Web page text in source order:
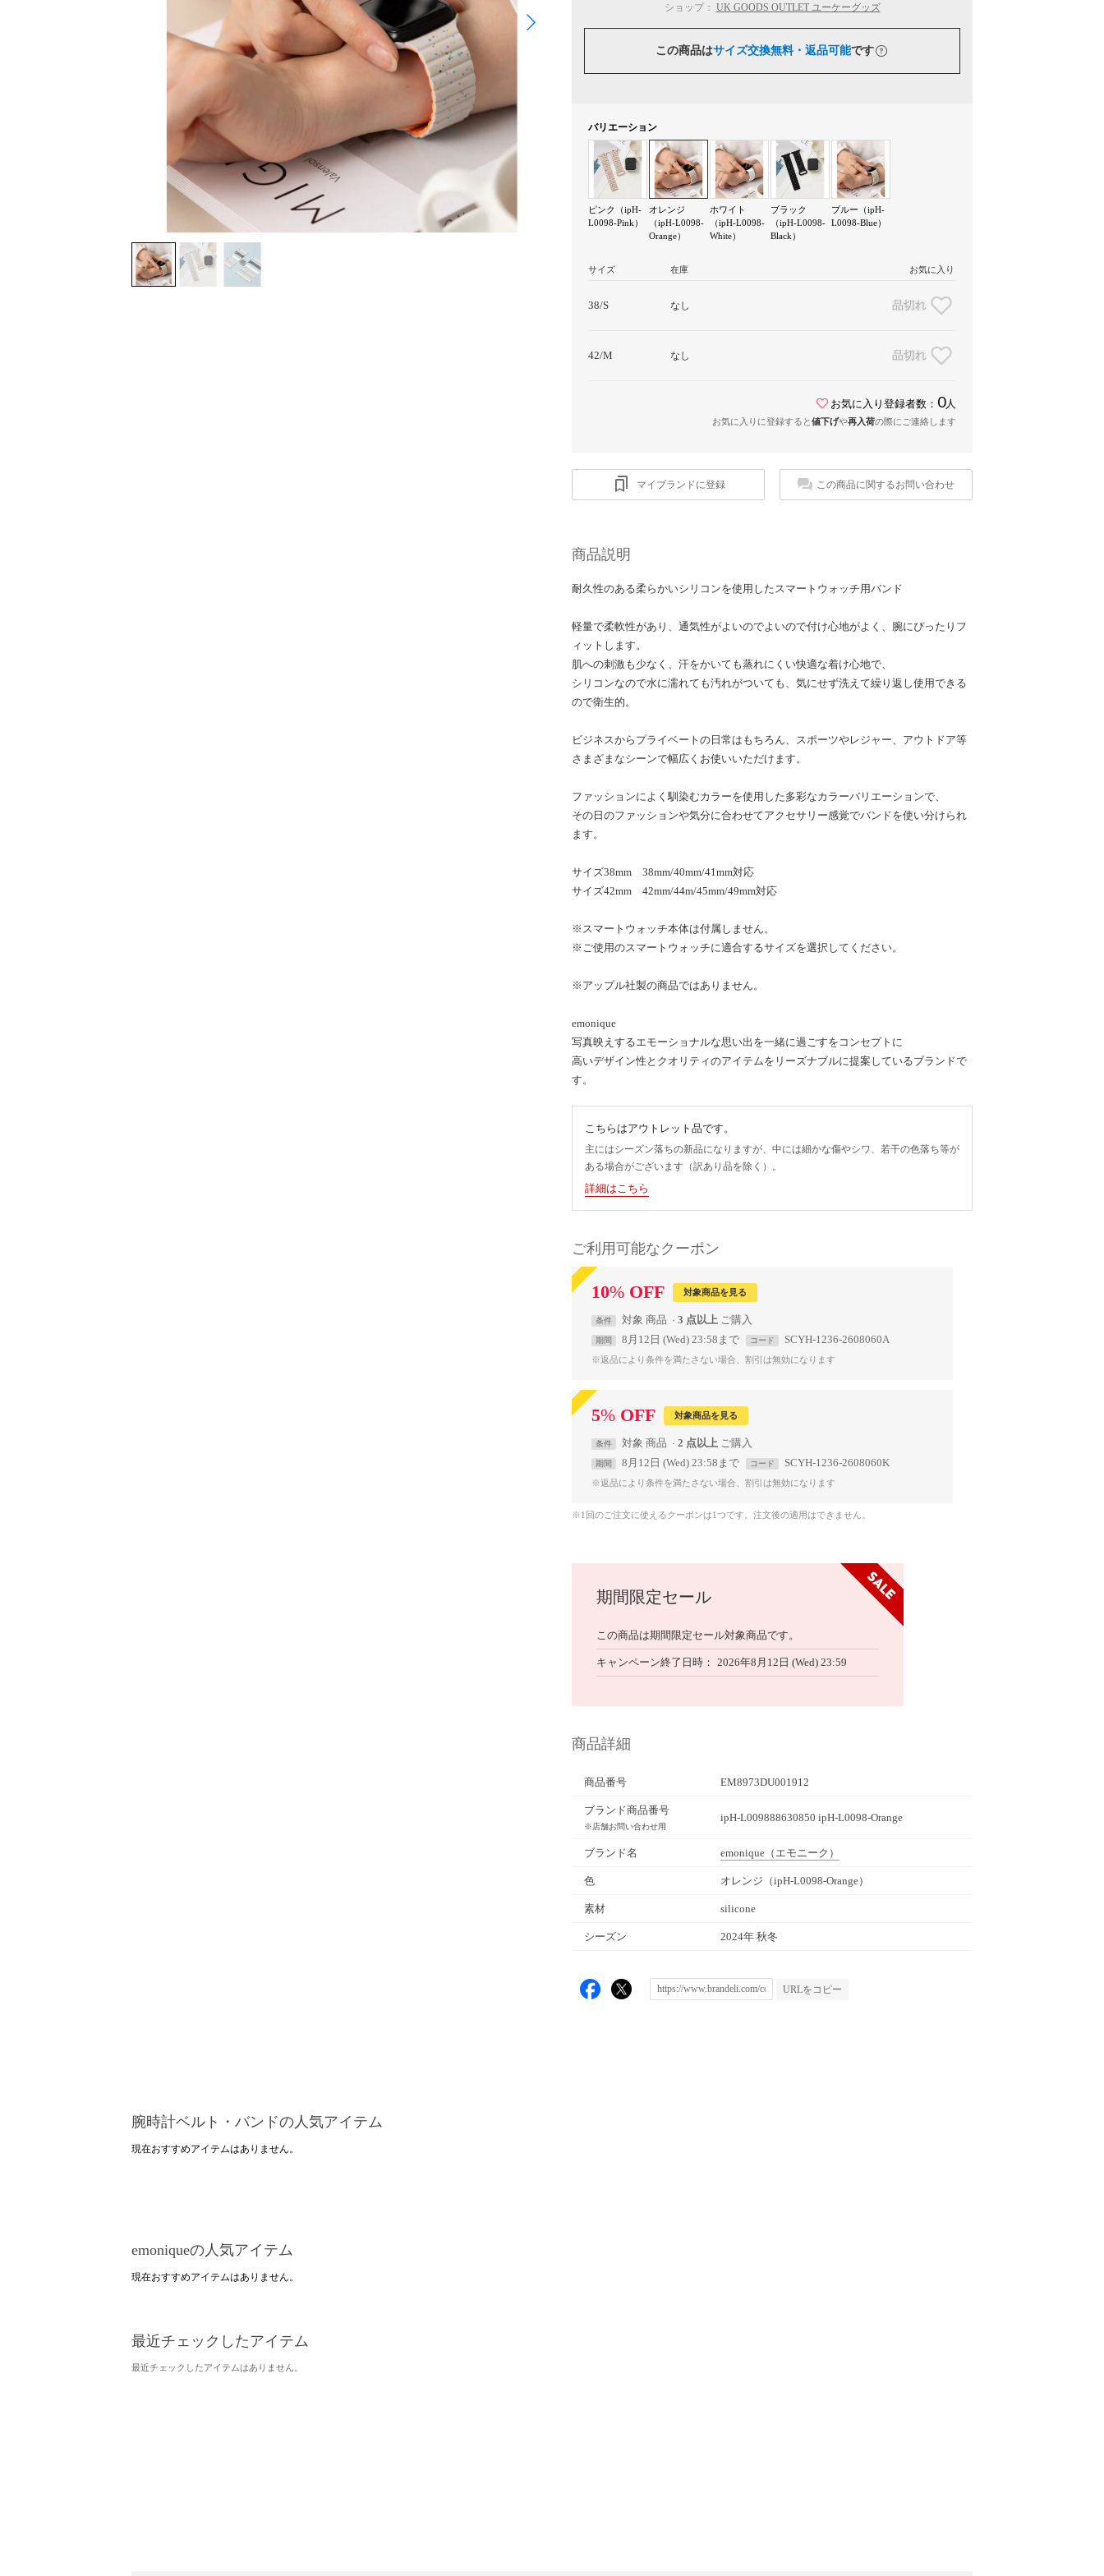
ショップ： UK GOODS OUTLET ユーケーグッズ
この商品はサイズ交換無料・返品可能です
バリエーション
ピンク（ipH-
L0098-Pink）
オレンジ
（ipH-L0098-
Orange）
ホワイト
（ipH-L0098-
White）
ブラック
（ipH-L0098-
Black）
ブルー（ipH-
L0098-Blue）
サイズ 在庫 お気に入り
38/S なし 品切れ
42/M なし 品切れ
お気に入り登録者数： 0人
お気に入りに登録すると値下げや再入荷の際にご連絡します
マイブランドに登録 この商品に関するお問い合わせ
商品説明
耐久性のある柔らかいシリコンを使用したスマートウォッチ用バンド
軽量で柔軟性があり、通気性がよいのでよいので付け心地がよく、腕にぴったりフ
ィットします。
肌への刺激も少なく、汗をかいても蒸れにくい快適な着け心地で、
シリコンなので水に濡れても汚れがついても、気にせず洗えて繰り返し使用できる
ので衛生的。
ビジネスからプライベートの日常はもちろん、スポーツやレジャー、アウトドア等
さまざまなシーンで幅広くお使いいただけます。
ファッションによく馴染むカラーを使用した多彩なカラーバリエーションで、
その日のファッションや気分に合わせてアクセサリー感覚でバンドを使い分けられ
ます。
サイズ38mm 38mm/40mm/41mm対応
サイズ42mm 42mm/44m/45mm/49mm対応
※スマートウォッチ本体は付属しません。
※ご使用のスマートウォッチに適合するサイズを選択してください。
※アップル社製の商品ではありません。
emonique
写真映えするエモーショナルな思い出を一緒に過ごすをコンセプトに
高いデザイン性とクオリティのアイテムをリーズナブルに提案しているブランドで
す。
こちらはアウトレット品です。
主にはシーズン落ちの新品になりますが、中には細かな傷やシワ、若干の色落ち等が
ある場合がございます（訳あり品を除く）。
詳細はこちら
ご利用可能なクーポン
10% OFF 対象商品を見る
条件 対象 商品 3 点以上
期間 8月12日 (Wed) 23:58まで コード SCYH-1236-2608060A
※返品により条件を満たさない場合、割引は無効になります
5% OFF 対象商品を見る
条件 対象 商品 2 点以上
期間 8月12日 (Wed) 23:58まで コード SCYH-1236-2608060K
※返品により条件を満たさない場合、割引は無効になります
※1回のご注文に使えるクーポンは1つです。注文後の適用はできません。
期間限定セール
この商品は期間限定セール対象商品です。
キャンペーン終了日時 2026年8月12日 (Wed) 23:59
商品詳細
商品番号 EM8973DU001912
ブランド商品番号
※店舗お問い合わせ用
ipH-L009888630850 ipH-L0098-Orange
ブランド名 emonique （エモニーク）
色 オレンジ（ipH-L0098-Orange）
素材 silicone
シーズン 2024年 秋冬
URLをコピー
腕時計ベルト・バンドの人気アイテム
現在おすすめアイテムはありません。
emoniqueの人気アイテム
現在おすすめアイテムはありません。
最近チェックしたアイテム
最近チェックしたアイテムはありません。